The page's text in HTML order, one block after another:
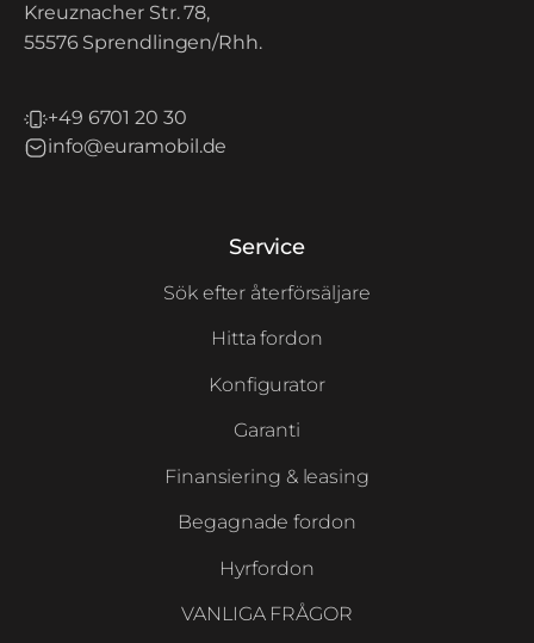
Kreuznacher Str. 78,
55576 Sprendlingen/Rhh.
+49 6701 20 30
info@euramobil.de
Service
Sök efter återförsäljare
Hitta fordon
Konfigurator
Garanti
Finansiering & leasing
Begagnade fordon
Hyrfordon
VANLIGA FRÅGOR